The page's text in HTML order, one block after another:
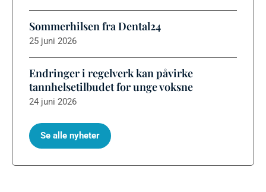
Sommerhilsen fra Dental24
25 juni 2026
Endringer i regelverk kan påvirke
tannhelsetilbudet for unge voksne
24 juni 2026
Se alle nyheter